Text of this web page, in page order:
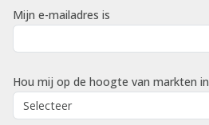
Mijn e-mailadres is
Hou mij op de hoogte van markten in